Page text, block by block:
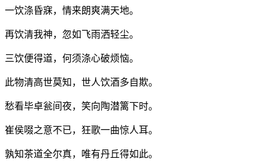
一饮涤昏寐，情来朗爽满天地。
再饮清我神，忽如飞雨洒轻尘。
三饮便得道，何须涤心破烦恼。
此物清高世莫知，世人饮酒多自欺。
愁看毕卓瓮间夜，笑向陶潜篱下时。
崔侯啜之意不已，狂歌一曲惊人耳。
孰知茶道全尔真，唯有丹丘得如此。